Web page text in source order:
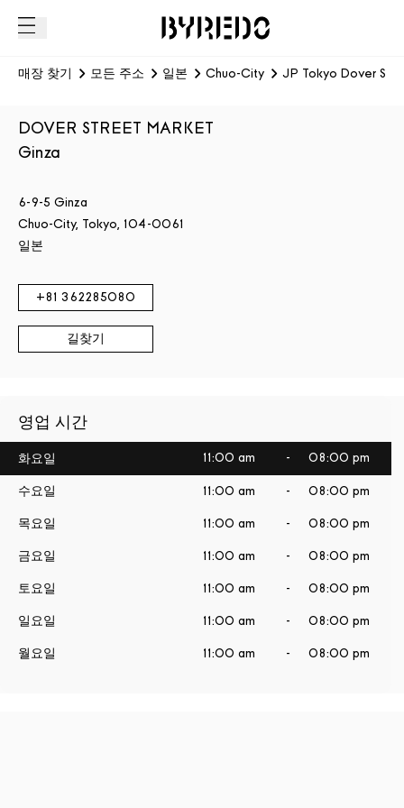
매장 찾기 모든 주소 일본 Chuo-City JP Tokyo Dover
DOVER STREET MARKET
Ginza
6-9-5 Ginza
Chuo-City, Tokyo, 104-0061
일본
+81 362285080
길찾기
영업 시간
화요일 11:00 am - 08:00 pm
수요일 11:00 am - 08:00 pm
목요일 11:00 am - 08:00 pm
금요일 11:00 am - 08:00 pm
토요일 11:00 am - 08:00 pm
일요일 11:00 am - 08:00 pm
월요일 11:00 am - 08:00 pm